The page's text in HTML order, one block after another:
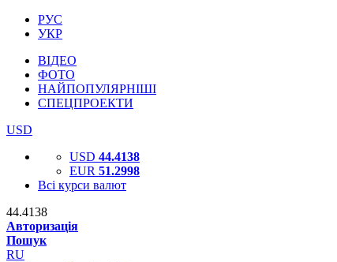
РУС
УКР
ВІДЕО
ФОТО
НАЙПОПУЛЯРНІШІ
СПЕЦПРОЕКТИ
USD
USD 44.4138
EUR 51.2998
Всі курси валют
44.4138
Авторизація
Пошук
RU